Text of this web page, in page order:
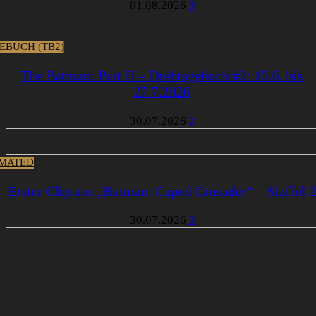
01.08.2026 0
(TB2)
The Batman: Part II – Drehtagebuch #2: 15.6. bis
27.7.2026
30.07.2026 2
Erster Clip aus „Batman: Caped Crusader“ – Staffel 2
30.07.2026 3